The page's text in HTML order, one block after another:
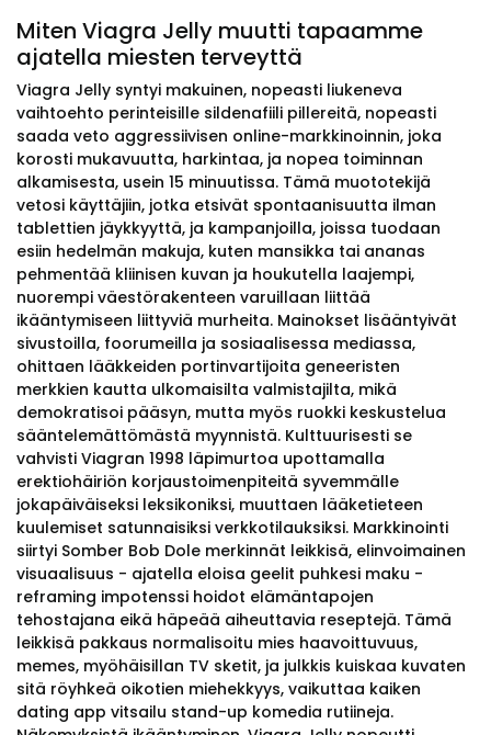
Miten Viagra Jelly muutti tapaamme
ajatella miesten terveyttä
Viagra Jelly syntyi makuinen, nopeasti liukeneva
vaihtoehto perinteisille sildenafiili pillereitä, nopeasti
saada veto aggressiivisen online-markkinoinnin, joka
korosti mukavuutta, harkintaa, ja nopea toiminnan
alkamisesta, usein 15 minuutissa. Tämä muototekijä
vetosi käyttäjiin, jotka etsivät spontaanisuutta ilman
tablettien jäykkyyttä, ja kampanjoilla, joissa tuodaan
esiin hedelmän makuja, kuten mansikka tai ananas
pehmentää kliinisen kuvan ja houkutella laajempi,
nuorempi väestörakenteen varuillaan liittää
ikääntymiseen liittyviä murheita. Mainokset lisääntyivät
sivustoilla, foorumeilla ja sosiaalisessa mediassa,
ohittaen lääkkeiden portinvartijoita geneeristen
merkkien kautta ulkomaisilta valmistajilta, mikä
demokratisoi pääsyn, mutta myös ruokki keskustelua
sääntelemättömästä myynnistä. Kulttuurisesti se
vahvisti Viagran 1998 läpimurtoa upottamalla
erektiohäiriön korjaustoimenpiteitä syvemmälle
jokapäiväiseksi leksikoniksi, muuttaen lääketieteen
kuulemiset satunnaisiksi verkkotilauksiksi. Markkinointi
siirtyi Somber Bob Dole merkinnät leikkisä, elinvoimainen
visuaalisuus - ajatella eloisa geelit puhkesi maku -
reframing impotenssi hoidot elämäntapojen
tehostajana eikä häpeää aiheuttavia reseptejä. Tämä
leikkisä pakkaus normalisoitu mies haavoittuvuus,
memes, myöhäisillan TV sketit, ja julkkis kuiskaa kuvaten
sitä röyhkeä oikotien miehekkyys, vaikuttaa kaiken
dating app vitsailu stand-up komedia rutiineja.